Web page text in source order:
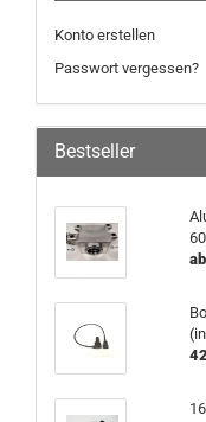
Konto erstellen
Passwort vergessen?
Bestseller